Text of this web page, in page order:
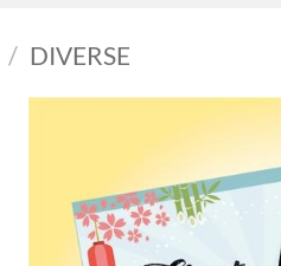
/ DIVERSE